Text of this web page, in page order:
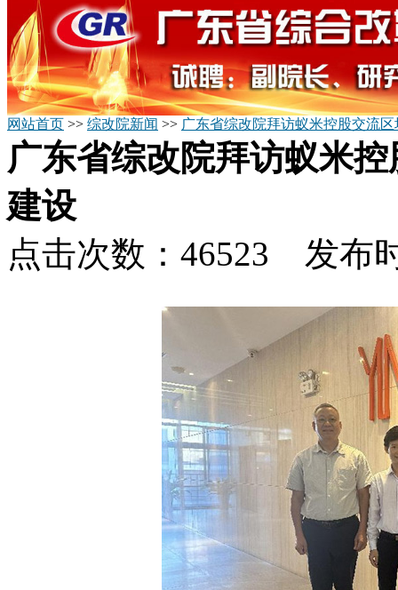
网站首页 >> 综改院新闻 >> 广东省综改院拜访蚁米控股交流
广东省综改院拜访蚁米
建设
点击次数：46523 发布